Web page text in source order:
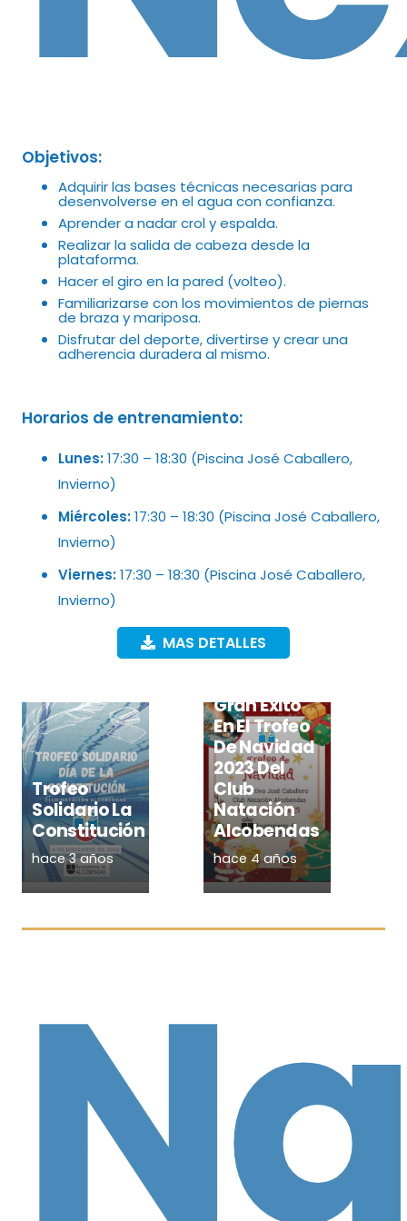
Objetivos:
Adquirir las bases técnicas necesarias para
desenvolverse en el agua con confianza.
Aprender a nadar crol y espalda.
Realizar la salida de cabeza desde la
plataforma.
Hacer el giro en la pared (volteo).
Familiarizarse con los movimientos de piernas
de braza y mariposa.
Disfrutar del deporte, divertirse y crear una
adherencia duradera al mismo.
Horarios de entrenamiento:
Lunes:17:30 – 18:30 (Piscina José Caballero,
Invierno)
Miércoles:17:30 – 18:30 (Piscina José Caballero,
Invierno)
Viernes:17:30 – 18:30 (Piscina José Caballero,
Invierno)
MAS DETALLES
Trofeo
Solidario La
Constitución
hace 3 años
Gran Éxito
En El Trofeo
De Navidad
2023 Del
Club
Natación
Alcobendas
hace 4 años